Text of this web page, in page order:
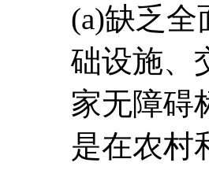
(a)缺乏
础设施、
家无障碍
是在农村